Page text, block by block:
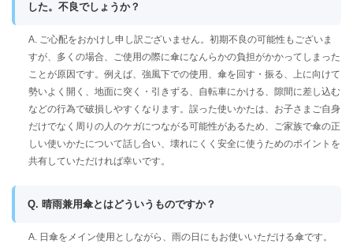
した。不良でしょうか？
A. ご心配をおかけし申し訳ございません。初期不良の可能性もございま
すが、多くの場合、ご使用の際に傘になんらかの負担がかかってしまった
ことが原因です。例えば、強風下での使用、傘を回す・振る、上に向けて
勢いよく開く、地面に突く・引きずる、自転車にかける、隙間に差し込む
などの行為で破損しやすくなります。誤った使いかたは、お子さまご自身
だけでなく周りの人のケガにつながる可能性があるため、ご家族で傘の正
しい使いかたについて話し合い、壊れにくく安全に使うためのポイントを
共有していただければ幸いです。
Q. 晴雨兼用傘とはどういうものですか？
A. 日傘をメイン使用としながら、雨の日にもお使いいただける傘です。